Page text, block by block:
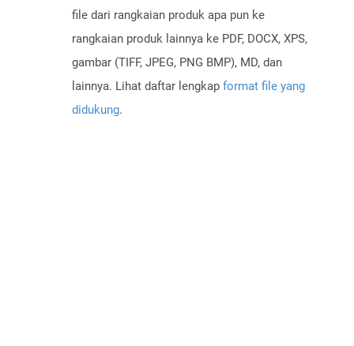
file dari rangkaian produk apa pun ke
rangkaian produk lainnya ke PDF, DOCX, XPS,
gambar (TIFF, JPEG, PNG BMP), MD, dan
lainnya. Lihat daftar lengkap format file yang
didukung.